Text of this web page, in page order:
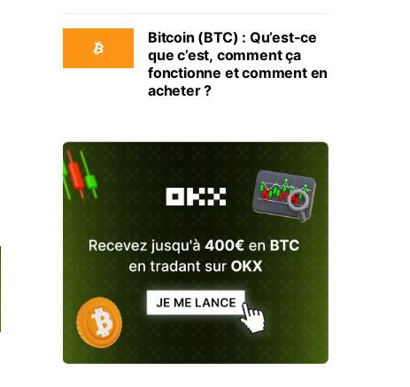
Bitcoin (BTC) : Qu’est-ce
que c’est, comment ça
fonctionne et comment en
acheter ?